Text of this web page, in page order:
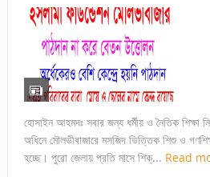
হোসাইন আহমদঃ সবার জন্য ধর্মীয় ও নৈতিক শিক্ষা
অধিনে মৌলভীবাজারে মসজিদ ভিত্তিক শিশু ও
হচ্ছে। পুরো জেলায় প্রতি মাসে শিক্... Read